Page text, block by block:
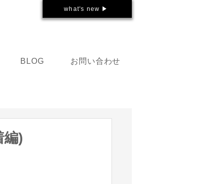
what's new ▶
BLOG お問い合わせ
編)